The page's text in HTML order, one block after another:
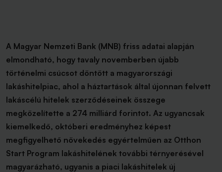
A Magyar Nemzeti Bank (MNB) friss adatai alapján
elmondható, hogy tavaly novemberben újabb
történelmi csúcsot döntött a magyarországi
lakáshitelpiac, ahol a háztartások által újonnan felvett
lakáscélú hitelek szerződéseinek összege
megközelítette a 274 milliárd forintot. Az ugyancsak
kiemelkedő, októberi eredményhez képest
megfigyelhető növekedés egyértelműen az Otthon
Start Program lakáshitelének további térnyerésével
magyarázható, ugyanis a piaci lakáshitelek új